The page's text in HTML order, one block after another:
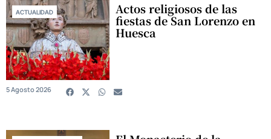
ACTUALIDAD Actos religiosos de las
fiestas de San Lorenzo en
Huesca
5 Agosto 2026